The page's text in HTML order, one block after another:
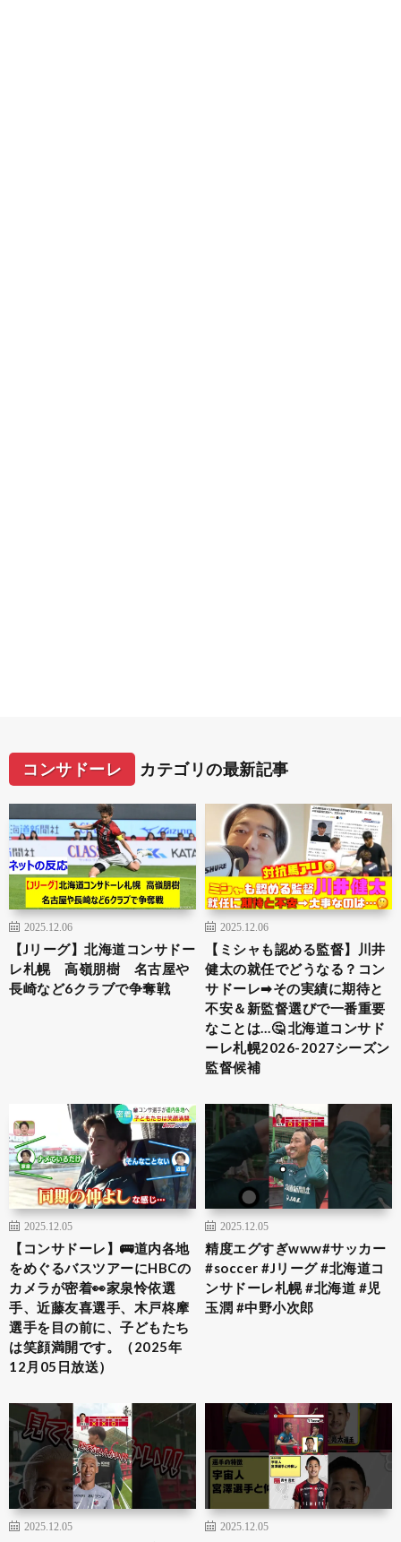
コンサドーレ カテゴリの最新記事
2025.12.06
【Jリーグ】北海道コンサドー
レ札幌 高嶺朋樹 名古屋や
長崎など6クラブで争奪戦
2025.12.06
【ミシャも認める監督】川井
健太の就任でどうなる？コン
サドーレ➡︎その実績に期待と
不安＆新監督選びで一番重要
なことは…🤔 北海道コンサド
ーレ札幌2026-2027シーズン
監督候補
2025.12.05
【コンサドーレ】🚌道内各地
をめぐるバスツアーにHBCの
カメラが密着👀家泉怜依選
手、近藤友喜選手、木戸柊摩
選手を目の前に、子どもたち
は笑顔満開です。（2025年
12月05日放送）
2025.12.05
精度エグすぎwww#サッカー
#soccer #Jリーグ #北海道コ
ンサドーレ札幌 #北海道 #児
玉潤 #中野小次郎
2025.12.05 2025.12.05